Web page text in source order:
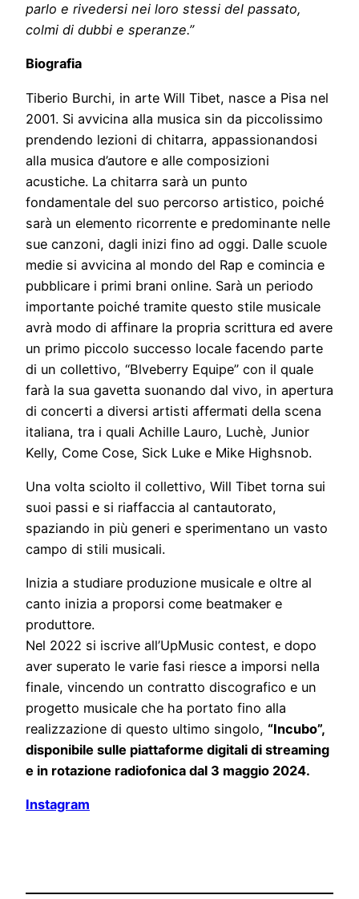
parlo e rivedersi nei loro stessi del passato,
colmi di dubbi e speranze.”
Biografia
Tiberio Burchi, in arte Will Tibet, nasce a Pisa nel
2001. Si avvicina alla musica sin da piccolissimo
prendendo lezioni di chitarra, appassionandosi
alla musica d’autore e alle composizioni
acustiche. La chitarra sarà un punto
fondamentale del suo percorso artistico, poiché
sarà un elemento ricorrente e predominante nelle
sue canzoni, dagli inizi fino ad oggi. Dalle scuole
medie si avvicina al mondo del Rap e comincia e
pubblicare i primi brani online. Sarà un periodo
importante poiché tramite questo stile musicale
avrà modo di affinare la propria scrittura ed avere
un primo piccolo successo locale facendo parte
di un collettivo, “Blveberry Equipe” con il quale
farà la sua gavetta suonando dal vivo, in apertura
di concerti a diversi artisti affermati della scena
italiana, tra i quali Achille Lauro, Luchè, Junior
Kelly, Come Cose, Sick Luke e Mike Highsnob.
Una volta sciolto il collettivo, Will Tibet torna sui
suoi passi e si riaffaccia al cantautorato,
spaziando in più generi e sperimentano un vasto
campo di stili musicali.
Inizia a studiare produzione musicale e oltre al
canto inizia a proporsi come beatmaker e
produttore.
Nel 2022 si iscrive all’UpMusic contest, e dopo
aver superato le varie fasi riesce a imporsi nella
finale, vincendo un contratto discografico e un
progetto musicale che ha portato fino alla
realizzazione di questo ultimo singolo, “Incubo”,
disponibile sulle piattaforme digitali di streaming
e in rotazione radiofonica dal 3 maggio 2024.
Instagram